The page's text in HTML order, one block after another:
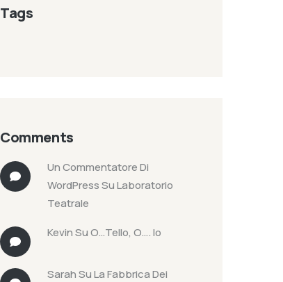
Tags
Comments
Un Commentatore Di
WordPressSuLaboratorio
Teatrale
KevinSuO…tello, O…. Io
SarahSuLa Fabbrica Dei